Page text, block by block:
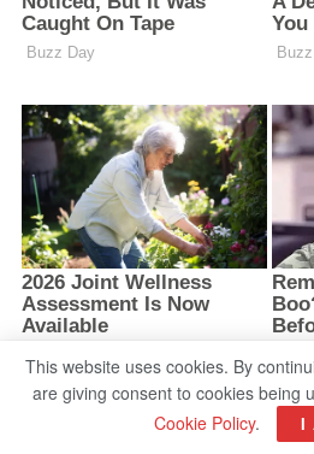
This website uses cookies. By
are giving consent to cookies being
Cookie Policy. I